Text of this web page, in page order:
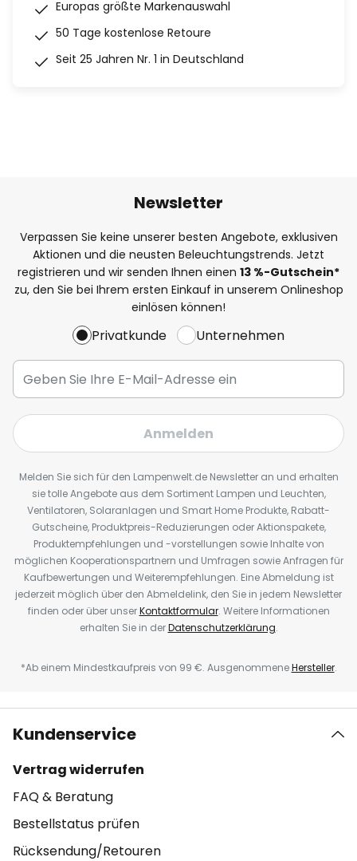
Europas größte Markenauswahl
50 Tage kostenlose Retoure
Seit 25 Jahren Nr. 1 in Deutschland
Newsletter
Verpassen Sie keine unserer besten Angebote, exklusiven
Aktionen und die neusten Beleuchtungstrends. Jetzt
registrieren und wir senden Ihnen einen 13 %-Gutschein*
zu, den Sie bei Ihrem ersten Einkauf in unserem Onlineshop
einlösen können!
Privatkunde Unternehmen
Anmelden
Melden Sie sich für den Lampenwelt.de Newsletter an und erhalten
sie tolle Angebote aus dem Sortiment Lampen und Leuchten,
Ventilatoren, Solaranlagen und Smart Home Produkte, Rabatt-
Gutscheine, Produktpreis-Reduzierungen oder Aktionspakete,
Produktempfehlungen und -vorstellungen sowie Inhalte von
möglichen Kooperationspartnern und Umfragen sowie Anfragen für
Kaufbewertungen und Weiterempfehlungen. Eine Abmeldung ist
jederzeit möglich über den Abmeldelink, den Sie in jedem Newsletter
finden oder über unserKontaktformular. Weitere Informationen
erhalten Sie in derDatenschutzerklärung.
*Ab einem Mindestkaufpreis von 99 €. AusgenommeneHersteller.
Kundenservice
Vertrag widerrufen
FAQ & Beratung
Bestellstatus prüfen
Rücksendung/Retouren